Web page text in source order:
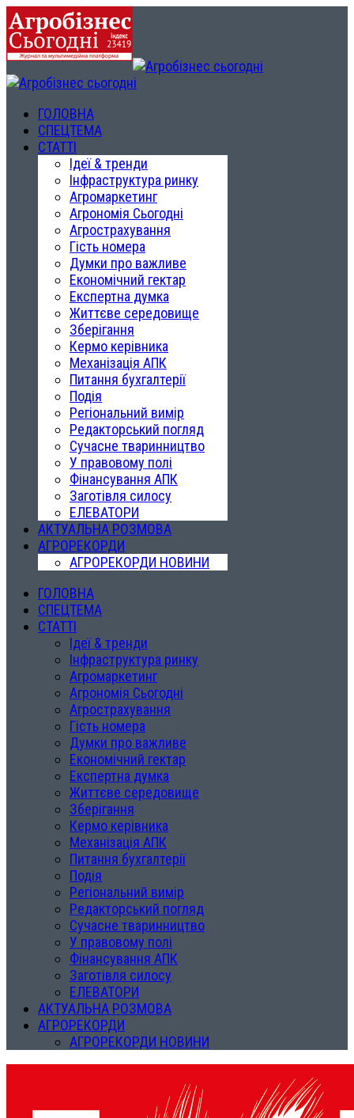
ГОЛОВНА
СПЕЦТЕМА
СТАТТІ
Ідеї & тренди
Інфраструктура ринку
Агромаркетинг
Агрономія Сьогодні
Агрострахування
Гість номера
Думки про важливе
Економічний гектар
Експертна думка
Життєве середовище
Зберігання
Кермо керівника
Механізація АПК
Питання бухгалтерії
Подія
Регіональний вимір
Редакторський погляд
Сучасне тваринництво
У правовому полі
Фінансування АПК
Заготівля силосу
ЕЛЕВАТОРИ
АКТУАЛЬНА РОЗМОВА
АГРОРЕКОРДИ
АГРОРЕКОРДИ НОВИНИ
ГОЛОВНА
СПЕЦТЕМА
СТАТТІ
Ідеї & тренди
Інфраструктура ринку
Агромаркетинг
Агрономія Сьогодні
Агрострахування
Гість номера
Думки про важливе
Економічний гектар
Експертна думка
Життєве середовище
Зберігання
Кермо керівника
Механізація АПК
Питання бухгалтерії
Подія
Регіональний вимір
Редакторський погляд
Сучасне тваринництво
У правовому полі
Фінансування АПК
Заготівля силосу
ЕЛЕВАТОРИ
АКТУАЛЬНА РОЗМОВА
АГРОРЕКОРДИ
АГРОРЕКОРДИ НОВИНИ